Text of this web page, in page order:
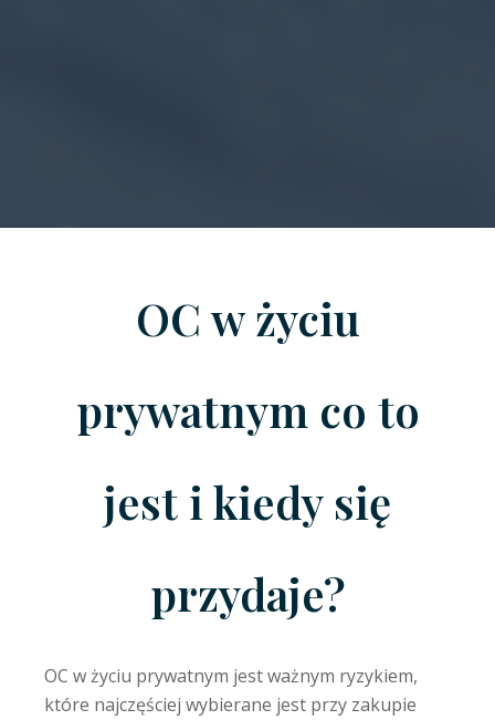
OC w życiu
prywatnym co to
jest i kiedy się
przydaje?
OC w życiu prywatnym jest ważnym ryzykiem,
które najczęściej wybierane jest przy zakupie